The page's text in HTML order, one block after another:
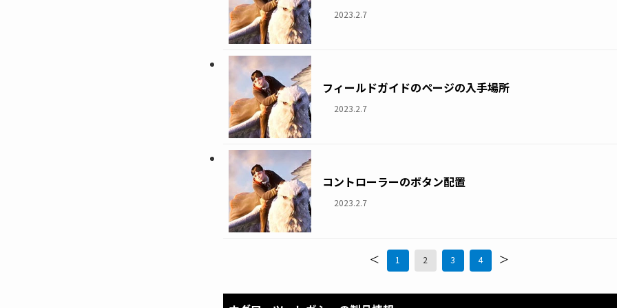
2023.2.7
フィールドガイドのページの入手場所
2023.2.7
コントローラーのボタン配置
2023.2.7
< 1 2 3 4 >